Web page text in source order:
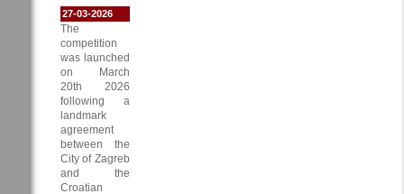
27-03-2026
The
competition
was launched
on March
20th 2026
following a
landmark
agreement
between the
City of Zagreb
and the
Croatian